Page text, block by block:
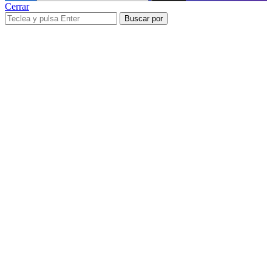
Cerrar
Buscar por